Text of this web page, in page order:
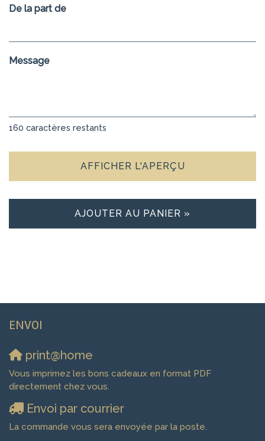
De la part de
Message
160 caractères restants
AFFICHER L'APERÇU
AJOUTER AU PANIER »
ENVOI
print@home
Vous imprimez les bons cadeaux en format PDF
directement chez vous.
Envoi par courrier
La commande vous sera envoyée par la poste.